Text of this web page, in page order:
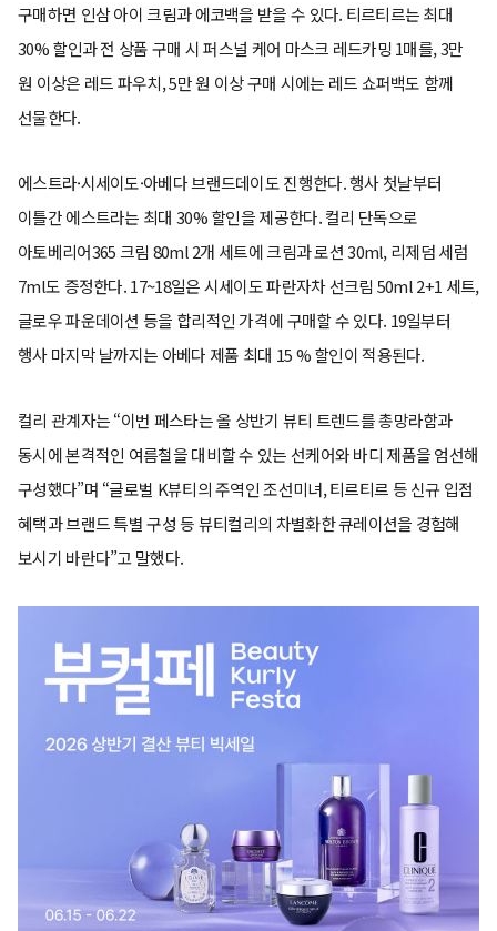
구매하면 인삼 아이 크림과 에코백을 받을 수 있다. 티르티르는 최대
30% 할인과 전 상품 구매 시 퍼스널 케어 마스크 레드카밍 1매를, 3만
원 이상은 레드 파우치, 5만 원 이상 구매 시에는 레드 쇼퍼백도 함께
선물한다.
에스트라·시세이도·아베다 브랜드데이도 진행한다. 행사 첫날부터
이틀간 에스트라는 최대 30% 할인을 제공한다. 컬리 단독으로
아토베리어365 크림 80ml 2개 세트에 크림과 로션 30ml, 리제덤 세럼
7ml도 증정한다. 17~18일은 시세이도 파란자차 선크림 50ml 2+1 세트,
글로우 파운데이션 등을 합리적인 가격에 구매할 수 있다. 19일부터
행사 마지막 날까지는 아베다 제품 최대 15 % 할인이 적용된다.
컬리 관계자는 “이번 페스타는 올 상반기 뷰티 트렌드를 총망라함과
동시에 본격적인 여름철을 대비할 수 있는 선케어와 바디 제품을 엄선해
구성했다”며 “글로벌 K뷰티의 주역인 조선미녀, 티르티르 등 신규 입점
혜택과 브랜드 특별 구성 등 뷰티컬리의 차별화한 큐레이션을 경험해
보시기 바란다”고 말했다.